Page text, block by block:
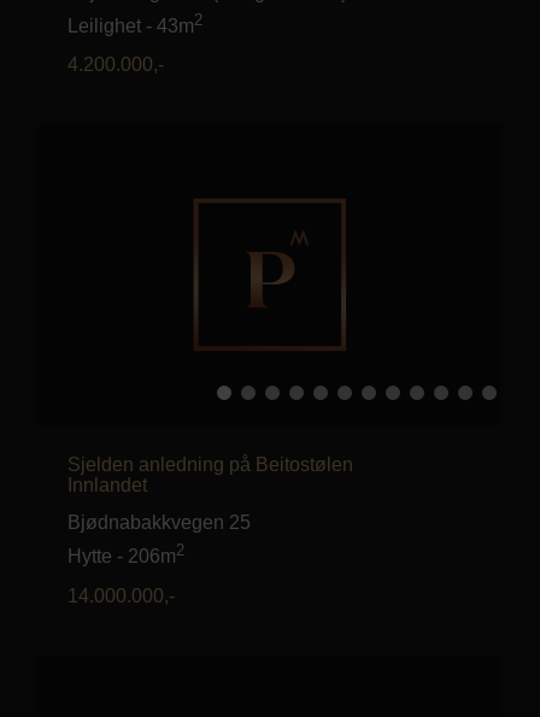
Leilighet - 43m2
4.200.000,-
Sjelden anledning på Beitostølen
Innlandet
Bjødnabakkvegen 25
Hytte - 206m2
14.000.000,-